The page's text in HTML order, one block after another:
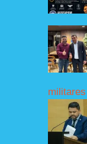
militares